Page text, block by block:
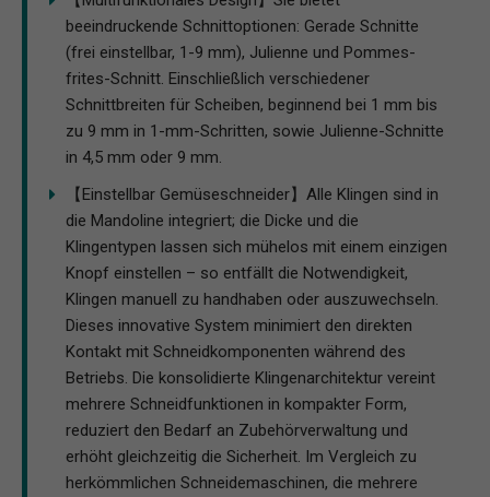
beeindruckende Schnittoptionen: Gerade Schnitte
(frei einstellbar, 1-9 mm), Julienne und Pommes-
frites-Schnitt. Einschließlich verschiedener
Schnittbreiten für Scheiben, beginnend bei 1 mm bis
zu 9 mm in 1-mm-Schritten, sowie Julienne-Schnitte
in 4,5 mm oder 9 mm.
【Einstellbar Gemüseschneider】Alle Klingen sind in
die Mandoline integriert; die Dicke und die
Klingentypen lassen sich mühelos mit einem einzigen
Knopf einstellen – so entfällt die Notwendigkeit,
Klingen manuell zu handhaben oder auszuwechseln.
Dieses innovative System minimiert den direkten
Kontakt mit Schneidkomponenten während des
Betriebs. Die konsolidierte Klingenarchitektur vereint
mehrere Schneidfunktionen in kompakter Form,
reduziert den Bedarf an Zubehörverwaltung und
erhöht gleichzeitig die Sicherheit. Im Vergleich zu
herkömmlichen Schneidemaschinen, die mehrere